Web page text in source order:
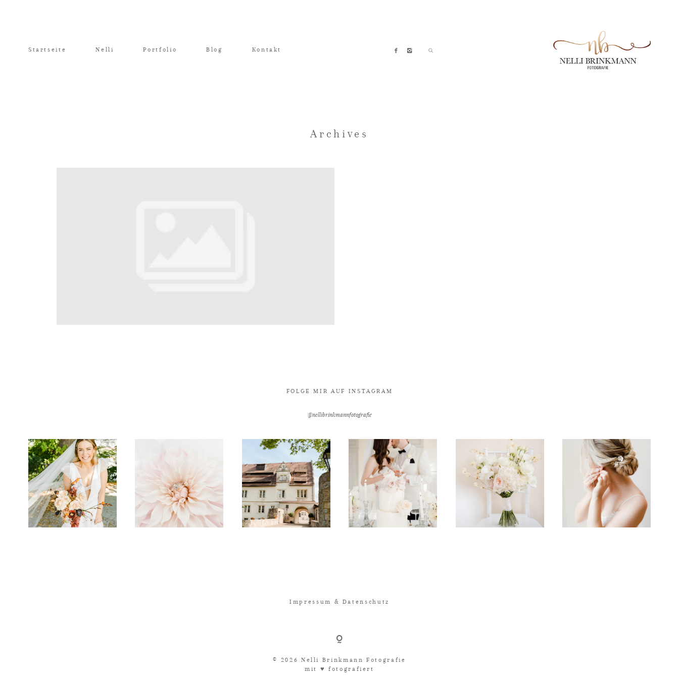
Startseite Nelli Portfolio Blog Kontakt
Archives
FOLGE MIR AUF INSTAGRAM
@nellibrinkmannfotografie
Impressum & Datenschutz
© 2026 Nelli Brinkmann Fotografie
mit ♥︎ fotografiert